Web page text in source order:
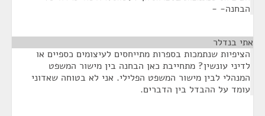
הבחנה- -
אתי בנדלר
הציפיות שנתמכות בספרות מתייחסים לעיצומים כספיים או
לדיני עונשין? מתחייבת כאן הבחנה בין מישור המשפט
המנהלי לבין מישור המשפט הפלילי. אני לא בטוחה שאדוני
עומד על ההבדל בין הדברים.